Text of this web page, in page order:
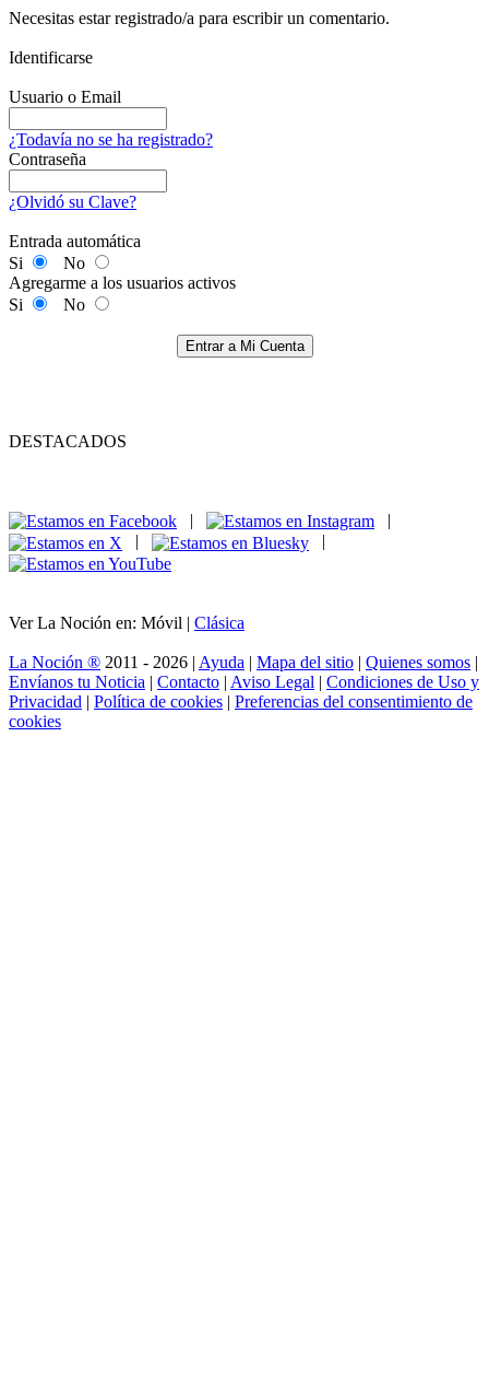
Necesitas estar registrado/a para escribir un comentario.
Identificarse
Usuario o Email
¿Todavía no se ha registrado?
Contraseña
¿Olvidó su Clave?
Entrada automática
Si
No
Agregarme a los usuarios activos
Si
No
Entrar a Mi Cuenta
DESTACADOS
|
|
|
|
Ver La Noción en: Móvil | Clásica
La Noción ® 2011 - 2026 | Ayuda | Mapa del sitio | Quienes somos |
Envíanos tu Noticia | Contacto | Aviso Legal | Condiciones de Uso y
Privacidad | Política de cookies | Preferencias del consentimiento de
cookies